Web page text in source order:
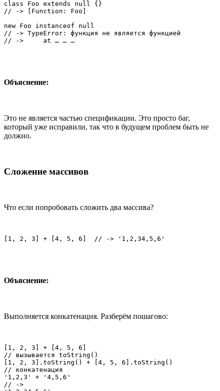
class Foo extends null {}
// -> [Function: Foo]
new Foo instanceof null
// -> TypeError: функция не является функцией
// ->     at … … …
Объяснение:
Это не является частью спецификации. Это просто баг,
который уже исправили, так что в будущем проблем быть не
должно.
Сложение массивов
Что если попробовать сложить два массива?
[1, 2, 3] + [4, 5, 6]  // -> '1,2,34,5,6'
Объяснение:
Выполняется конкатенация. Разберём пошагово:
[1, 2, 3] + [4, 5, 6]
// вызывается toString()
[1, 2, 3].toString() + [4, 5, 6].toString()
// конкатенация
'1,2,3' + '4,5,6'
// ->